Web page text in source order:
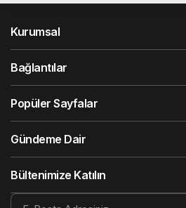
Kurumsal
Bağlantılar
Popüler Sayfalar
Gündeme Dair
Bültenimize Katılın